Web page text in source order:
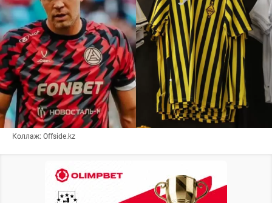
Коллаж: Offside.kz